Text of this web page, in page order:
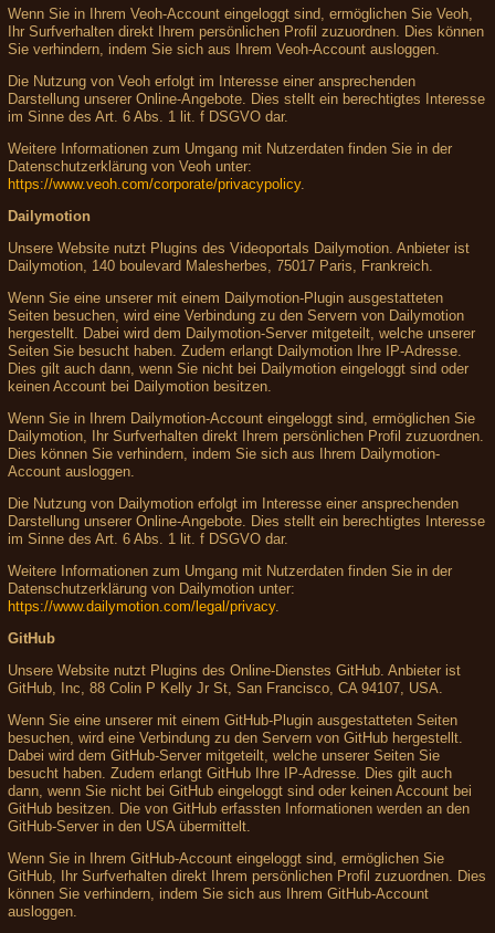
Wenn Sie in Ihrem Veoh-Account eingeloggt sind, ermöglichen Sie Veoh,
Ihr Surfverhalten direkt Ihrem persönlichen Profil zuzuordnen. Dies können
Sie verhindern, indem Sie sich aus Ihrem Veoh-Account ausloggen.
Die Nutzung von Veoh erfolgt im Interesse einer ansprechenden
Darstellung unserer Online-Angebote. Dies stellt ein berechtigtes Interesse
im Sinne des Art. 6 Abs. 1 lit. f DSGVO dar.
Weitere Informationen zum Umgang mit Nutzerdaten finden Sie in der
Datenschutzerklärung von Veoh unter:
https://www.veoh.com/corporate/privacypolicy.
Dailymotion
Unsere Website nutzt Plugins des Videoportals Dailymotion. Anbieter ist
Dailymotion, 140 boulevard Malesherbes, 75017 Paris, Frankreich.
Wenn Sie eine unserer mit einem Dailymotion-Plugin ausgestatteten
Seiten besuchen, wird eine Verbindung zu den Servern von Dailymotion
hergestellt. Dabei wird dem Dailymotion-Server mitgeteilt, welche unserer
Seiten Sie besucht haben. Zudem erlangt Dailymotion Ihre IP-Adresse.
Dies gilt auch dann, wenn Sie nicht bei Dailymotion eingeloggt sind oder
keinen Account bei Dailymotion besitzen.
Wenn Sie in Ihrem Dailymotion-Account eingeloggt sind, ermöglichen Sie
Dailymotion, Ihr Surfverhalten direkt Ihrem persönlichen Profil zuzuordnen.
Dies können Sie verhindern, indem Sie sich aus Ihrem Dailymotion-
Account ausloggen.
Die Nutzung von Dailymotion erfolgt im Interesse einer ansprechenden
Darstellung unserer Online-Angebote. Dies stellt ein berechtigtes Interesse
im Sinne des Art. 6 Abs. 1 lit. f DSGVO dar.
Weitere Informationen zum Umgang mit Nutzerdaten finden Sie in der
Datenschutzerklärung von Dailymotion unter:
https://www.dailymotion.com/legal/privacy.
GitHub
Unsere Website nutzt Plugins des Online-Dienstes GitHub. Anbieter ist
GitHub, Inc, 88 Colin P Kelly Jr St, San Francisco, CA 94107, USA.
Wenn Sie eine unserer mit einem GitHub-Plugin ausgestatteten Seiten
besuchen, wird eine Verbindung zu den Servern von GitHub hergestellt.
Dabei wird dem GitHub-Server mitgeteilt, welche unserer Seiten Sie
besucht haben. Zudem erlangt GitHub Ihre IP-Adresse. Dies gilt auch
dann, wenn Sie nicht bei GitHub eingeloggt sind oder keinen Account bei
GitHub besitzen. Die von GitHub erfassten Informationen werden an den
GitHub-Server in den USA übermittelt.
Wenn Sie in Ihrem GitHub-Account eingeloggt sind, ermöglichen Sie
GitHub, Ihr Surfverhalten direkt Ihrem persönlichen Profil zuzuordnen. Dies
können Sie verhindern, indem Sie sich aus Ihrem GitHub-Account
ausloggen.